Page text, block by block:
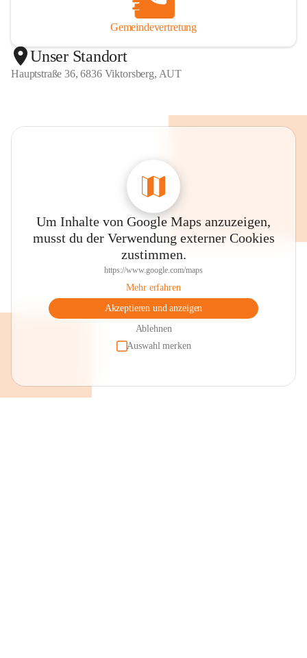
Gemeindevertretung
Unser Standort
Hauptstraße 36, 6836 Viktorsberg, AUT
Um Inhalte von Google Maps anzuzeigen,
musst du der Verwendung externer Cookies
zustimmen.
https://www.google.com/maps
Mehr erfahren
Akzeptieren und anzeigen
Ablehnen
Auswahl merken